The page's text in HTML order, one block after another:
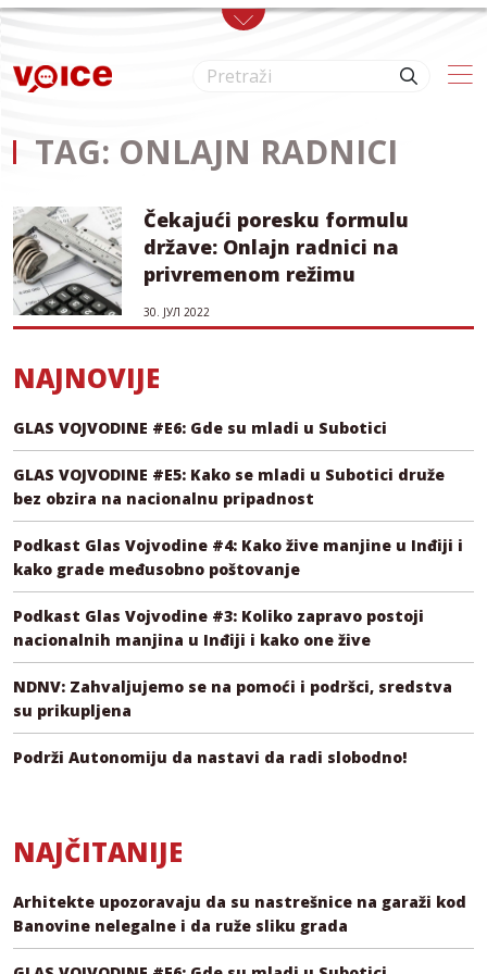
Skip to main content
TAG: ONLAJN RADNICI
Čekajući poresku formulu
države: Onlajn radnici na
privremenom režimu
30. ЈУЛ 2022
NAJNOVIJE
GLAS VOJVODINE #E6: Gde su mladi u Subotici
GLAS VOJVODINE #E5: Kako se mladi u Subotici druže
bez obzira na nacionalnu pripadnost
Podkast Glas Vojvodine #4: Kako žive manjine u Inđiji i
kako grade međusobno poštovanje
Podkast Glas Vojvodine #3: Koliko zapravo postoji
nacionalnih manjina u Inđiji i kako one žive
NDNV: Zahvaljujemo se na pomoći i podršci, sredstva
su prikupljena
Podrži Autonomiju da nastavi da radi slobodno!
NAJČITANIJE
Arhitekte upozoravaju da su nastrešnice na garaži kod
Banovine nelegalne i da ruže sliku grada